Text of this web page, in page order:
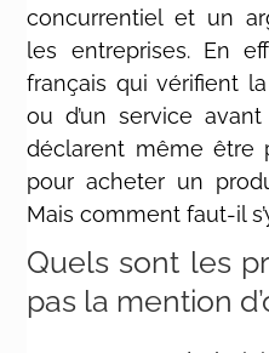
concurrentiel et un
les entreprises. En
français qui vérifient
ou d’un service
déclarent même être
pour acheter un
Mais comment faut-il
Quels sont les
pas la mention